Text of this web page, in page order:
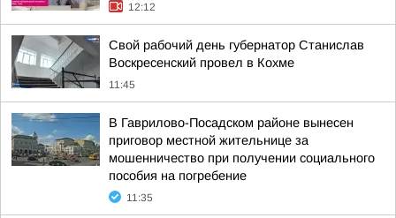
12:12
Свой рабочий день губернатор Станислав
Воскресенский провел в Кохме
11:45
В Гаврилово-Посадском районе вынесен
приговор местной жительнице за
мошенничество при получении социального
пособия на погребение
11:35